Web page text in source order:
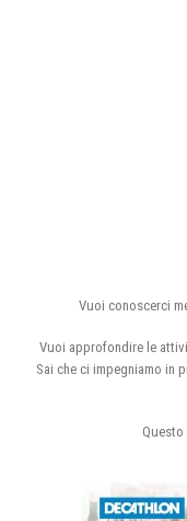
Vuoi conoscerci
Vuoi approfondire le
Sai che ci impegniamo in